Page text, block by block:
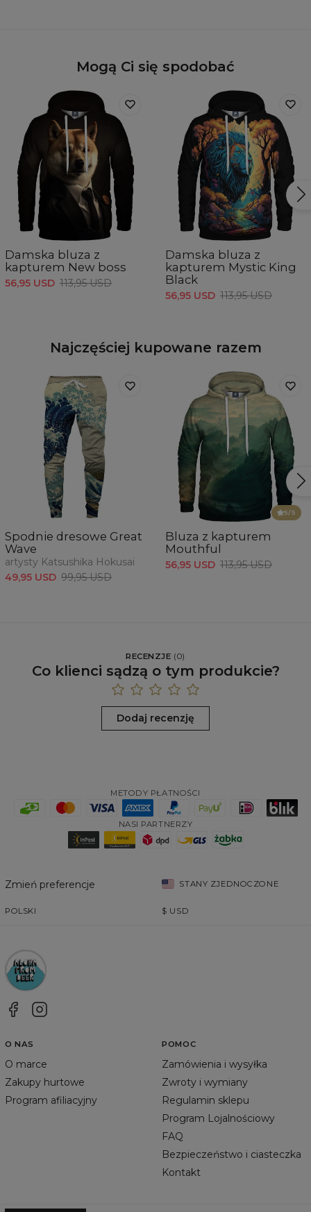
Mogą Ci się spodobać
Damska bluza z
kapturem New boss
56,95 USD 113,95 USD
Damska bluza z
kapturem Mystic King
Black
56,95 USD 113,95 USD
Najczęściej kupowane razem
Spodnie dresowe Great
Wave
artysty Katsushika Hokusai
49,95 USD 99,95 USD
5/5
Bluza z kapturem
Mouthful
56,95 USD 113,95 USD
RECENZJE (0)
Co klienci sądzą o tym produkcie?
Dodaj recenzję
METODY PŁATNOŚCI
NASI PARTNERZY
Zmień preferencje STANY ZJEDNOCZONE
POLSKI $ USD
O NAS
O marce
Zakupy hurtowe
Program afiliacyjny
POMOC
Zamówienia i wysyłka
Zwroty i wymiany
Regulamin sklepu
Program Lojalnościowy
FAQ
Bezpieczeństwo i ciasteczka
Kontakt